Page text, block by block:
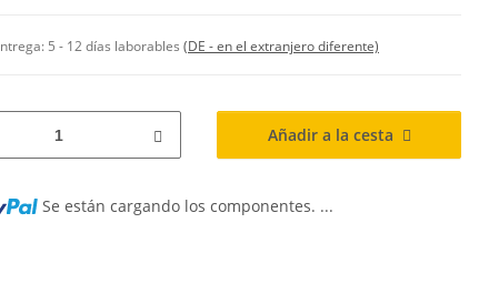
5 - 12 días laborables (DE - en el extranjero diferente)
Añadir a la cesta
Se están cargando los componentes. ...